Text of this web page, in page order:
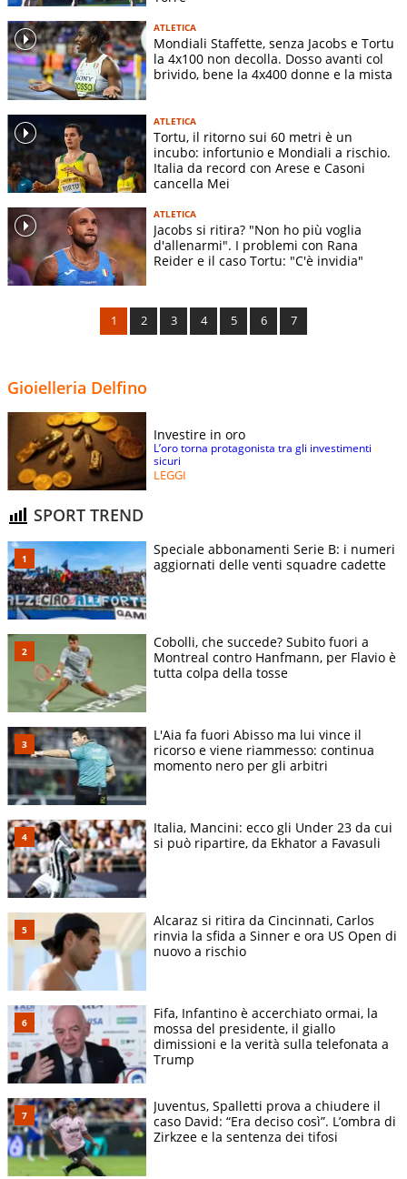
ATLETICA
Mondiali Staffette, senza Jacobs e Tortu
la 4x100 non decolla. Dosso avanti col
brivido, bene la 4x400 donne e la mista
ATLETICA
Tortu, il ritorno sui 60 metri è un
incubo: infortunio e Mondiali a rischio.
Italia da record con Arese e Casoni
cancella Mei
ATLETICA
Jacobs si ritira? "Non ho più voglia
d'allenarmi". I problemi con Rana
Reider e il caso Tortu: "C'è invidia"
1 2 3 4 5 6 7
Gioielleria Delfino
Investire in oro
L’oro torna protagonista tra gli investimenti
sicuri
LEGGI
SPORT TREND
Speciale abbonamenti Serie B: i numeri
aggiornati delle venti squadre cadette
Cobolli, che succede? Subito fuori a
Montreal contro Hanfmann, per Flavio è
tutta colpa della tosse
L'Aia fa fuori Abisso ma lui vince il
ricorso e viene riammesso: continua
momento nero per gli arbitri
Italia, Mancini: ecco gli Under 23 da cui
si può ripartire, da Ekhator a Favasuli
Alcaraz si ritira da Cincinnati, Carlos
rinvia la sfida a Sinner e ora US Open di
nuovo a rischio
Fifa, Infantino è accerchiato ormai, la
mossa del presidente, il giallo
dimissioni e la verità sulla telefonata a
Trump
Juventus, Spalletti prova a chiudere il
caso David: “Era deciso così”. L’ombra di
Zirkzee e la sentenza dei tifosi